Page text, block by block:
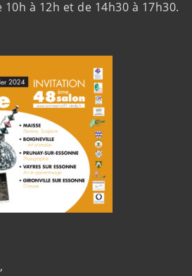
à 12h et de 14h30 à 17h30.